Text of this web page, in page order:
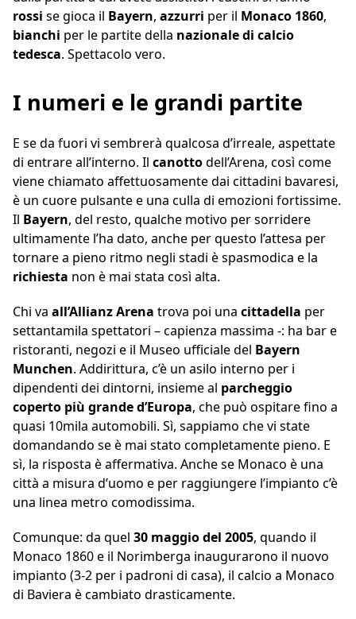
rossi se gioca il Bayern, azzurri per il Monaco 1860,
bianchi per le partite della nazionale di calcio
tedesca. Spettacolo vero.
I numeri e le grandi partite
E se da fuori vi sembrerà qualcosa d’irreale, aspettate
di entrare all’interno. Il canottodell’Arena, così come
viene chiamato affettuosamente dai cittadini bavaresi,
è un cuore pulsante e una culla di emozioni fortissime.
Il Bayern, del resto, qualche motivo per sorridere
ultimamente l’ha dato, anche per questo l’attesa per
tornare a pieno ritmo negli stadi è spasmodica e la
richiesta non è mai stata così alta.
Chi va all’Allianz Arena trova poi una cittadella per
settantamila spettatori – capienza massima -: ha bar e
ristoranti, negozi e il Museo ufficiale del Bayern
Munchen. Addirittura, c’è un asilo interno per i
dipendenti dei dintorni, insieme al parcheggio
coperto più grande d’Europa, che può ospitare fino a
quasi 10mila automobili. Sì, sappiamo che vi state
domandando se è mai stato completamente pieno. E
sì, la risposta è affermativa. Anche se Monaco è una
città a misura d’uomo e per raggiungere l’impianto c’è
una linea metro comodissima.
Comunque: da quel 30 maggio del 2005, quando il
Monaco 1860 e il Norimberga inaugurarono il nuovo
impianto (3-2 per i padroni di casa), il calcio a Monaco
di Baviera è cambiato drasticamente.